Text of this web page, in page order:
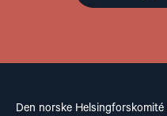
Den norske